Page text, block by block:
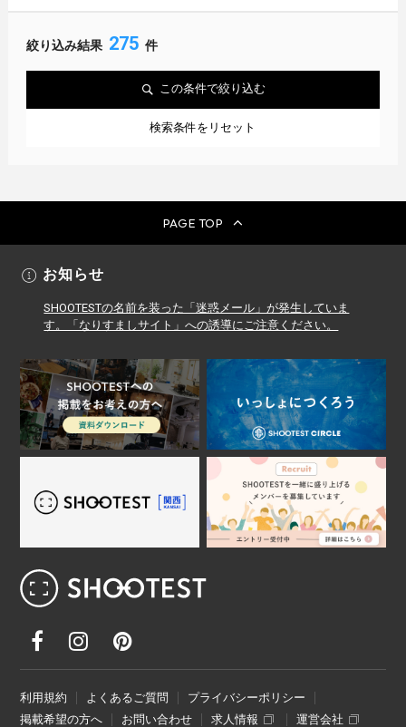
絞り込み結果 275 件
この条件で絞り込む
検索条件をリセット
PAGE TOP
お知らせ
SHOOTESTの名前を装った「迷惑メール」が発生していま
す。「なりすましサイト」への誘導にご注意ください。
利用規約 よくあるご質問
プライバシーポリシー
掲載希望の方へ
お問い合わせ 求人情報 運営会社